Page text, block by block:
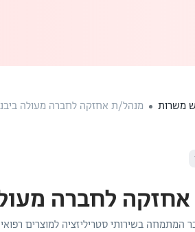
משרות מנהל/ת אחזקה לחברה מעולה
לחברה
המתמחה בשירותי סטריליזציה למוצרים